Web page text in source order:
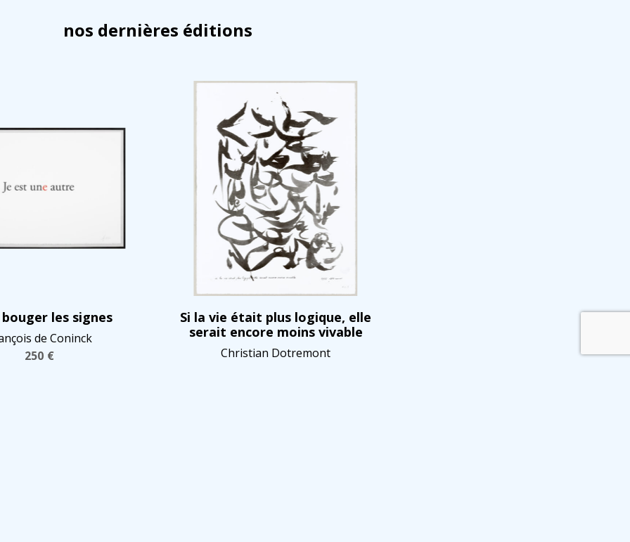
nos dernières éditions
les signes
de Coninck
250 €
Si la vie était plus logique, elle
serait encore moins vivable
Christian Dotremont